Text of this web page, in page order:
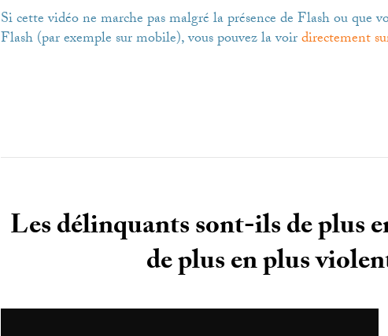
Si cette vidéo ne marche pas malgré la présence de Flash ou que
Flash (par exemple sur mobile), vous pouvez la voirdirectement
Les délinquants sont-ils de plus
de plus en plus